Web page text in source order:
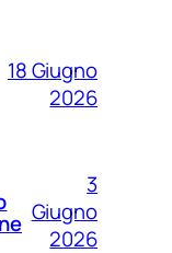
18 Giugno
2026
3
Giugno
2026